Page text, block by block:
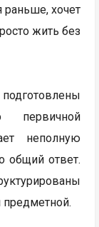
раньше, хочет
жить без
первичной
неполную
общий ответ.
предметной.